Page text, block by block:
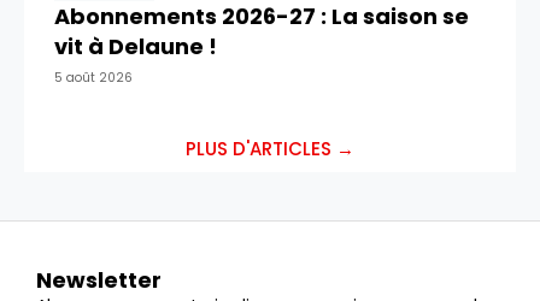
Abonnements 2026-27 : La saison se
vit à Delaune !
5 août 2026
PLUS D'ARTICLES →
Newsletter